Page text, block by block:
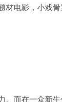
材电影，小戏
而在一众新